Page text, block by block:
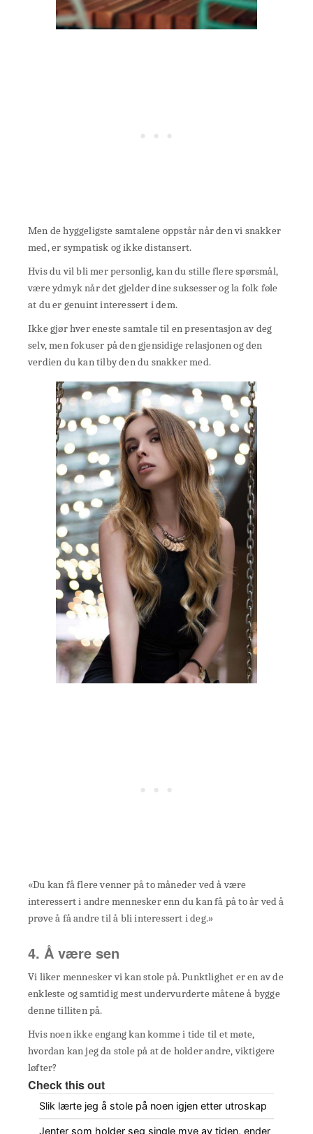
Men de hyggeligste samtalene oppstår når den vi snakker
med, er sympatisk og ikke distansert.
Hvis du vil bli mer personlig, kan du stille flere spørsmål,
være ydmyk når det gjelder dine suksesser og la folk føle
at du er genuint interessert i dem.
Ikke gjør hver eneste samtale til en presentasjon av deg
selv, men fokuser på den gjensidige relasjonen og den
verdien du kan tilby den du snakker med.
«Du kan få flere venner på to måneder ved å være
interessert i andre mennesker enn du kan få på to år ved å
prøve å få andre til å bli interessert i deg.»
4. Å være sen
Vi liker mennesker vi kan stole på. Punktlighet er en av de
enkleste og samtidig mest undervurderte måtene å bygge
denne tilliten på.
Hvis noen ikke engang kan komme i tide til et møte,
hvordan kan jeg da stole på at de holder andre, viktigere
løfter?
Check this out
Slik lærte jeg å stole på noen igjen etter utroskap
Jenter som holder seg single mye av tiden, ender